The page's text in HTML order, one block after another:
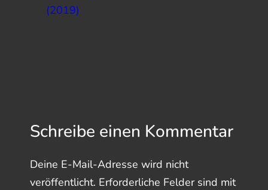
(2019)
Schreibe einen Kommentar
Deine E-Mail-Adresse wird nicht
veröffentlicht. Erforderliche Felder sind mit